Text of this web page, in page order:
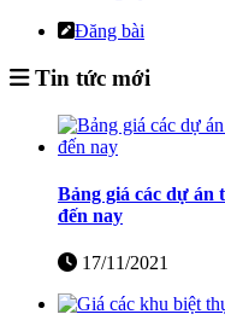
Đăng bài
Tin tức mới
Bảng giá các dự án
đến nay
17/11/2021